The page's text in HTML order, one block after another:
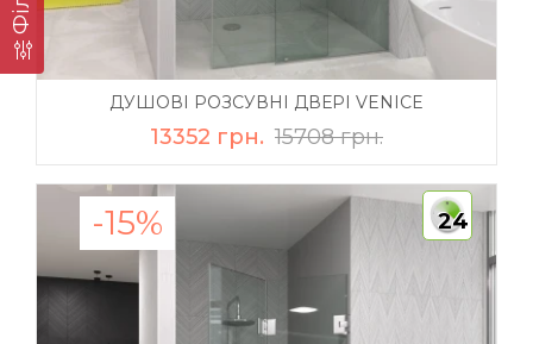
ДУШОВІ РОЗСУВНІ ДВЕРІ VENICE
13352 грн. 15708 грн.
-15% 24